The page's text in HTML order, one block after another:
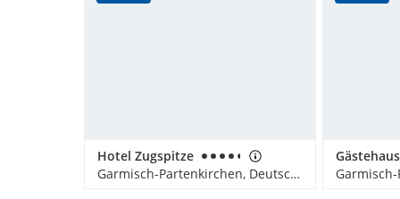
Hotel Zugspitze
Garmisch-Partenkirchen, Deutschland